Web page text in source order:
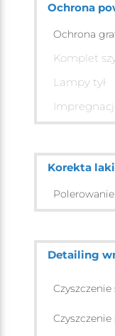
Ochrona
Ochrona
Komplet
Lampy tył
Korekta
Detailing